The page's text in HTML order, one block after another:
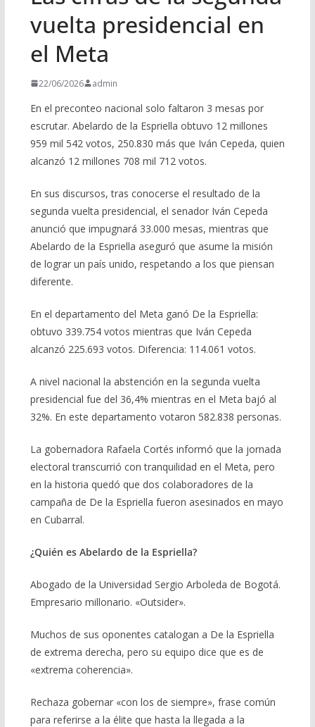
vuelta presidencial en
el Meta
22/06/2026 admin
En el preconteo nacional solo faltaron 3 mesas por
escrutar. Abelardo de la Espriella obtuvo 12 millones
959 mil 542 votos, 250.830 más que Iván Cepeda, quien
alcanzó 12 millones 708 mil 712 votos.
En sus discursos, tras conocerse el resultado de la
segunda vuelta presidencial, el senador Iván Cepeda
anunció que impugnará 33.000 mesas, mientras que
Abelardo de la Espriella aseguró que asume la misión
de lograr un país unido, respetando a los que piensan
diferente.
En el departamento del Meta ganó De la Espriella:
obtuvo 339.754 votos mientras que Iván Cepeda
alcanzó 225.693 votos. Diferencia: 114.061 votos.
A nivel nacional la abstención en la segunda vuelta
presidencial fue del 36,4% mientras en el Meta bajó al
32%. En este departamento votaron 582.838 personas.
La gobernadora Rafaela Cortés informó que la jornada
electoral transcurrió con tranquilidad en el Meta, pero
en la historia quedó que dos colaboradores de la
campaña de De la Espriella fueron asesinados en mayo
en Cubarral.
¿Quién es Abelardo de la Espriella?
Abogado de la Universidad Sergio Arboleda de Bogotá.
Empresario millonario. «Outsider».
Muchos de sus oponentes catalogan a De la Espriella
de extrema derecha, pero su equipo dice que es de
«extrema coherencia».
Rechaza gobernar «con los de siempre», frase común
para referirse a la élite que hasta la llegada a la